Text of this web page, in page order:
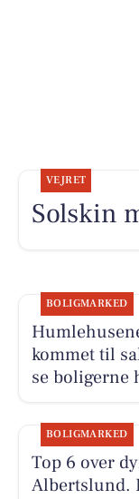
VEJRET
Solskin
BOLIGMARKED
kommet til
se boligerne
BOLIGMARKED
Top 6 over
Albertslund.